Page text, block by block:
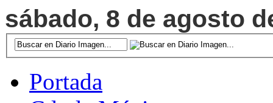
sábado, 8 de agosto
Portada